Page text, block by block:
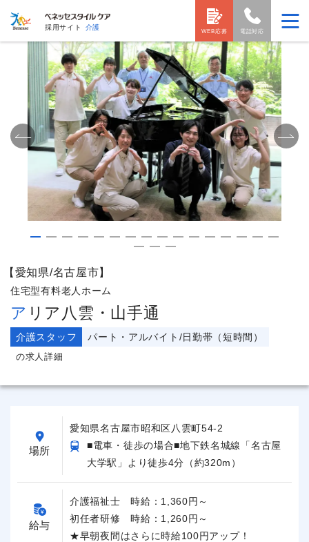
採用サイト 介護
電話対応
WEB応募
【愛知県/名古屋市】
住宅型有料老人ホーム
アリア八雲・山手通
介護スタッフ パート・アルバイト/日勤帯（短時間）
の求人詳細
場所
愛知県名古屋市昭和区八雲町54-2
■電車・徒歩の場合■地下鉄名城線「名古屋
大学駅」より徒歩4分（約320m）
給与
介護福祉士 時給：1,360円～
初任者研修 時給：1,260円～
★早朝夜間はさらに時給100円アップ！